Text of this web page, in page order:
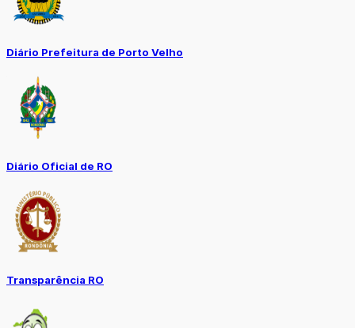
Diário Prefeitura de Porto Velho
Diário Oficial de RO
Transparência RO